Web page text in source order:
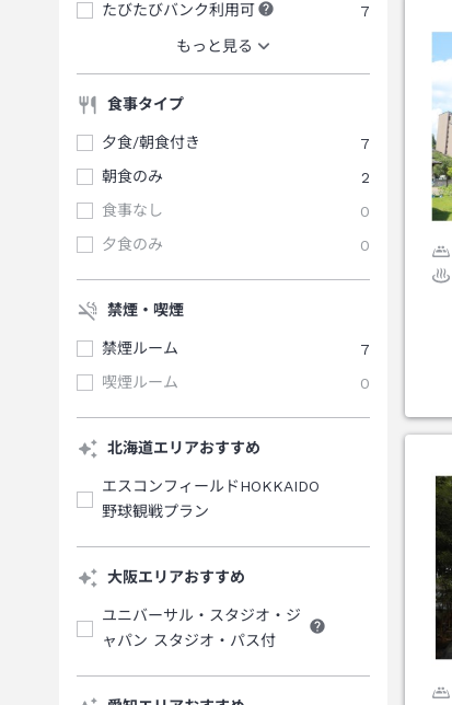
たびたびバンク利用可
7
もっと見る
食事タイプ
夕食/朝食付き
7
朝食のみ
2
食事なし
0
夕食のみ
0
禁煙・喫煙
禁煙ルーム
7
喫煙ルーム
0
北海道エリアおすすめ
エスコンフィールドHOKKAIDO
野球観戦プラン
大阪エリアおすすめ
ユニバーサル・スタジオ・ジ
ャパン スタジオ・パス付